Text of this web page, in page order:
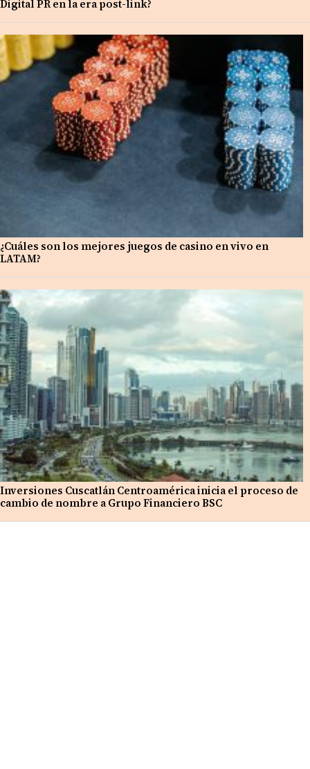
Digital PR en la era post-link?
¿Cuáles son los mejores juegos de casino en vivo en
LATAM?
Inversiones Cuscatlán Centroamérica inicia el proceso de
cambio de nombre a Grupo Financiero BSC